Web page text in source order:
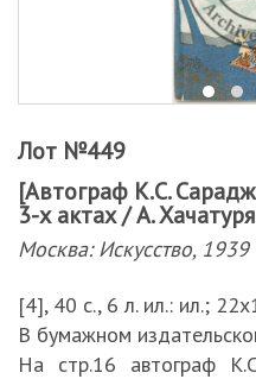
Лот №449
[Автограф К.С.
3-х актах / А.
Москва: Искусство, 1939
[4], 40 с., 6 л. ил.: ил.;
В бумажном
На стр.16 автограф